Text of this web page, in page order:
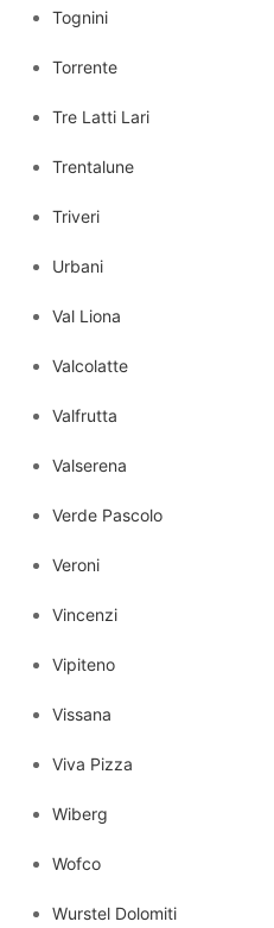
Tognini
Torrente
Tre Latti Lari
Trentalune
Triveri
Urbani
Val Liona
Valcolatte
Valfrutta
Valserena
Verde Pascolo
Veroni
Vincenzi
Vipiteno
Vissana
Viva Pizza
Wiberg
Wofco
Wurstel Dolomiti